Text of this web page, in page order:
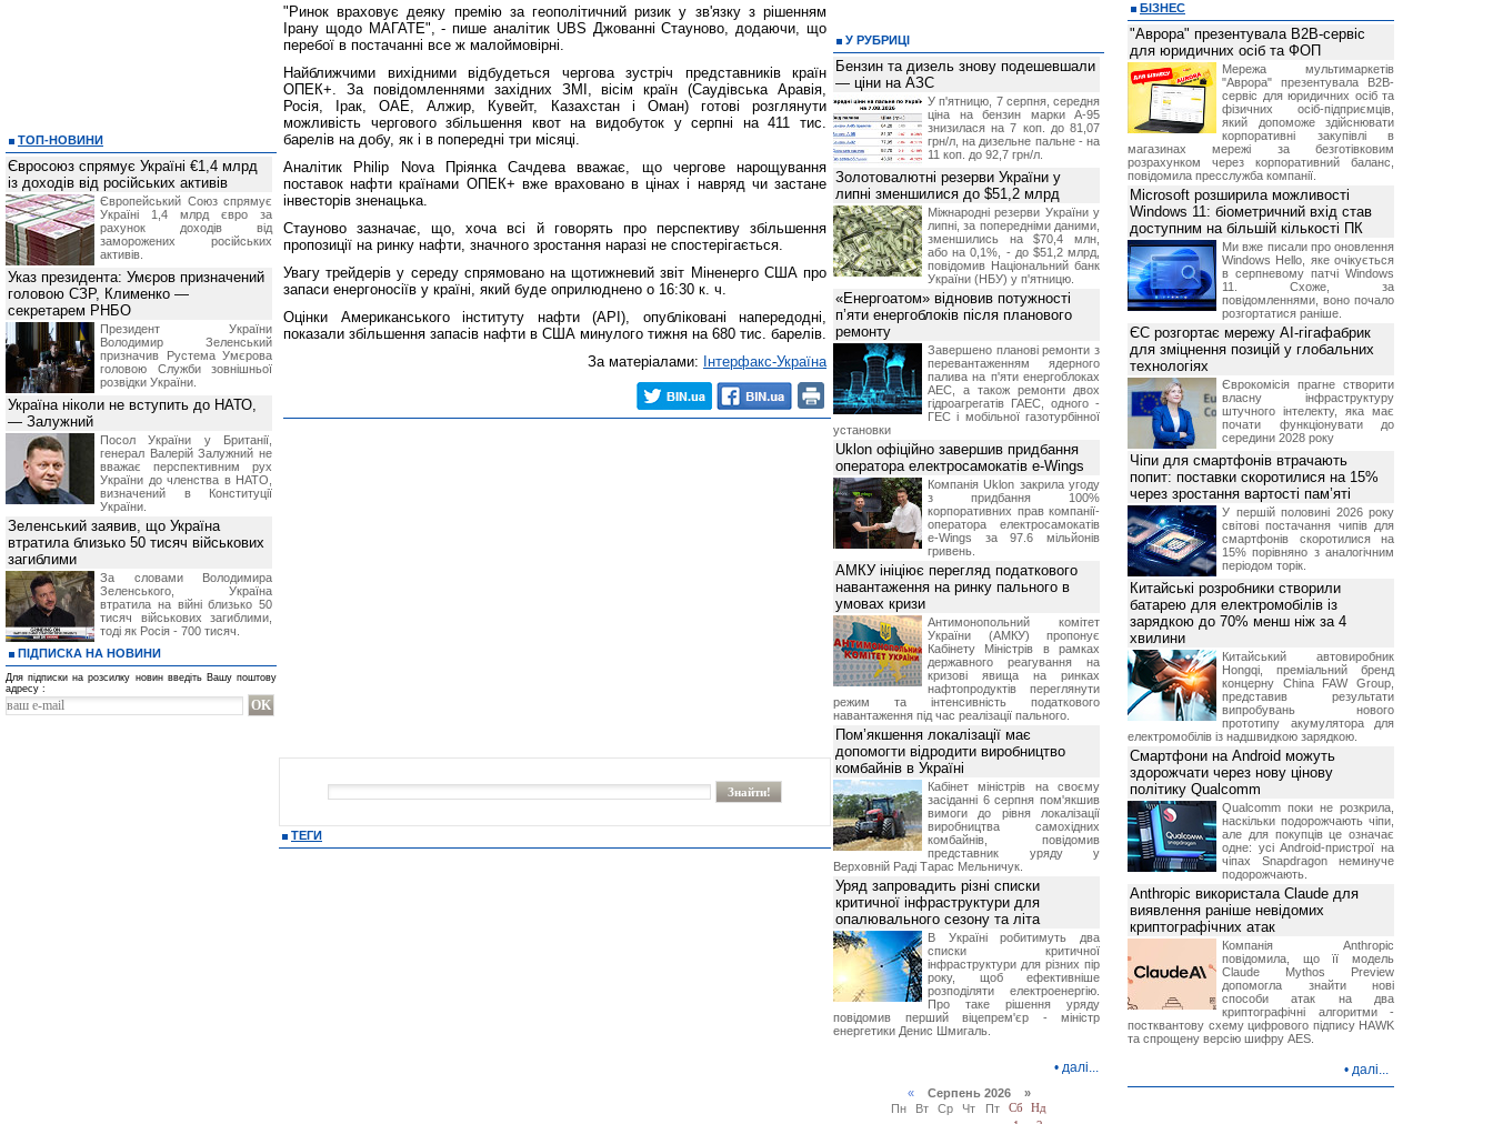
"Ринок враховує деяку премію за геополітичний ризик у зв'язку з рішенням
Ірану щодо МАГАТЕ", - пише аналітик UBS Джованні Стауново, додаючи, що
перебої в постачанні все ж малоймовірні.
Найближчими вихідними відбудеться чергова зустріч представників країн
ОПЕК+. За повідомленнями західних ЗМІ, вісім країн (Саудівська Аравія,
Росія, Ірак, ОАЕ, Алжир, Кувейт, Казахстан і Оман) готові розглянути
можливість чергового збільшення квот на видобуток у серпні на 411 тис.
барелів на добу, як і в попередні три місяці.
Аналітик Philip Nova Пріянка Сачдева вважає, що чергове нарощування
поставок нафти країнами ОПЕК+ вже враховано в цінах і навряд чи застане
інвесторів зненацька.
Стауново зазначає, що, хоча всі й говорять про перспективу збільшення
пропозиції на ринку нафти, значного зростання наразі не спостерігається.
Увагу трейдерів у середу спрямовано на щотижневий звіт Міненерго США про
запаси енергоносіїв у країні, який буде оприлюднено о 16:30 к. ч.
Оцінки Американського інституту нафти (API), опубліковані напередодні,
показали збільшення запасів нафти в США минулого тижня на 680 тис. барелів.
За матеріалами: Інтерфакс-Україна
ТЕГИ
ТОП-НОВИНИ
Євросоюз спрямує Україні €1,4 млрд
із доходів від російських активів
Європейський Союз спрямує
Україні 1,4 млрд євро за
рахунок доходів від
заморожених російських
активів.
Указ президента: Умєров призначений
головою СЗР, Клименко —
секретарем РНБО
Президент України
Володимир Зеленський
призначив Pустема Умєрова
головою Служби зовнішньої
розвідки України.
Україна ніколи не вступить до НАТО,
— Залужний
Посол України у Британії,
генерал Валерій Залужний не
вважає перспективним рух
України до членства в НАТО,
визначений в Конституції
України.
Зеленський заявив, що Україна
втратила близько 50 тисяч військових
загиблими
За словами Володимира
Зеленського, Україна
втратила на війні близько 50
тисяч військових загиблими,
тоді як Росія - 700 тисяч.
ПІДПИСКА НА НОВИНИ
Для підписки на розсилку новин введіть Вашу поштову
адресу :
У РУБРИЦІ
Бензин та дизель знову подешевшали
— ціни на АЗС
У п'ятницю, 7 серпня, середня
ціна на бензин марки А-95
знизилася на 7 коп. до 81,07
грн/л, на дизельне пальне - на
11 коп. до 92,7 грн/л.
Золотовалютні резерви України у
липні зменшилися до $51,2 млрд
Міжнародні резерви України у
липні, за попередніми даними,
зменшились на $70,4 млн,
або на 0,1%, - до $51,2 млрд,
повідомив Національний банк
України (НБУ) у п'ятницю.
«Енергоатом» відновив потужності
п’яти енергоблоків після планового
ремонту
Завершено планові ремонти з
перевантаженням ядерного
палива на п'яти енергоблоках
АЕС, а також ремонти двох
гідроагрегатів ГАЕС, одного -
ГЕС і мобільної газотурбінної
установки
Uklon офіційно завершив придбання
оператора електросамокатів e-Wings
Компанія Uklon закрила угоду
з придбання 100%
корпоративних прав компанії-
оператора електросамокатів
e-Wings за 97.6 мільйонів
гривень.
АМКУ ініціює перегляд податкового
навантаження на ринку пального в
умовах кризи
Антимонопольний комітет
України (АМКУ) пропонує
Кабінету Міністрів в рамках
державного реагування на
кризові явища на ринках
нафтопродуктів переглянути
режим та інтенсивність податкового
навантаження під час реалізації пального.
Пом’якшення локалізації має
допомогти відродити виробництво
комбайнів в Україні
Кабінет міністрів на своєму
засіданні 6 серпня пом'якшив
вимоги до рівня локалізації
виробництва самохідних
комбайнів, повідомив
представник уряду у
Верховній Раді Тарас Мельничук.
Уряд запровадить різні списки
критичної інфраструктури для
опалювального сезону та літа
В Україні робитимуть два
списки критичної
інфраструктури для різних пір
року, щоб ефективніше
розподіляти електроенергію.
Про таке рішення уряду
повідомив перший віцепрем'єр - міністр
енергетики Денис Шмигаль.
• далі...
«Серпень 2026 »
Пн
Вт Ср Чт Пт Сб
Нд
БІЗНЕС
"Аврора" презентувала B2B-сервіс
для юридичних осіб та ФОП
Мережа мультимаркетів
"Аврора" презентувала B2B-
сервіс для юридичних осіб та
фізичних осіб-підприємців,
який допоможе здійснювати
корпоративні закупівлі в
магазинах мережі за безготівковим
розрахунком через корпоративний баланс,
повідомила пресслужба компанії.
Microsoft розширила можливості
Windows 11: біометричний вхід став
доступним на більшій кількості ПК
Ми вже писали про оновлення
Windows Hello, яке очікується
в серпневому патчі Windows
11. Схоже, за
повідомленнями, воно почало
розгортатися раніше.
ЄС розгортає мережу AI-гігафабрик
для зміцнення позицій у глобальних
технологіях
Єврокомісія прагне створити
власну інфраструктуру
штучного інтелекту, яка має
почати функціонувати до
середини 2028 року
Чіпи для смартфонів втрачають
попит: поставки скоротилися на 15%
через зростання вартості пам’яті
У першій половині 2026 року
світові постачання чипів для
смартфонів скоротилися на
15% порівняно з аналогічним
періодом торік.
Китайські розробники створили
батарею для електромобілів із
зарядкою до 70% менш ніж за 4
хвилини
Китайський автовиробник
Hongqi, преміальний бренд
концерну China FAW Group,
представив результати
випробувань нового
прототипу акумулятора для
електромобілів із надшвидкою зарядкою.
Смартфони на Android можуть
здорожчати через нову цінову
політику Qualcomm
Qualcomm поки не розкрила,
наскільки подорожчають чіпи,
але для покупців це означає
одне: усі Android-пристрої на
чіпах Snapdragon неминуче
подорожчають.
Anthropic використала Claude для
виявлення раніше невідомих
криптографічних атак
Компанія Anthropic
повідомила, що її модель
Claude Mythos Preview
допомогла знайти нові
способи атак на два
криптографічні алгоритми -
постквантову схему цифрового підпису HAWK
та спрощену версію шифру AES.
• далі...